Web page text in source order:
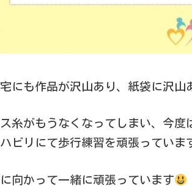
にも作品が沢山あり、紙袋に沢
ス糸がもうなくなってしまい、今
ビリにて歩行練習を頑張っていま
向かって一緒に頑張っています